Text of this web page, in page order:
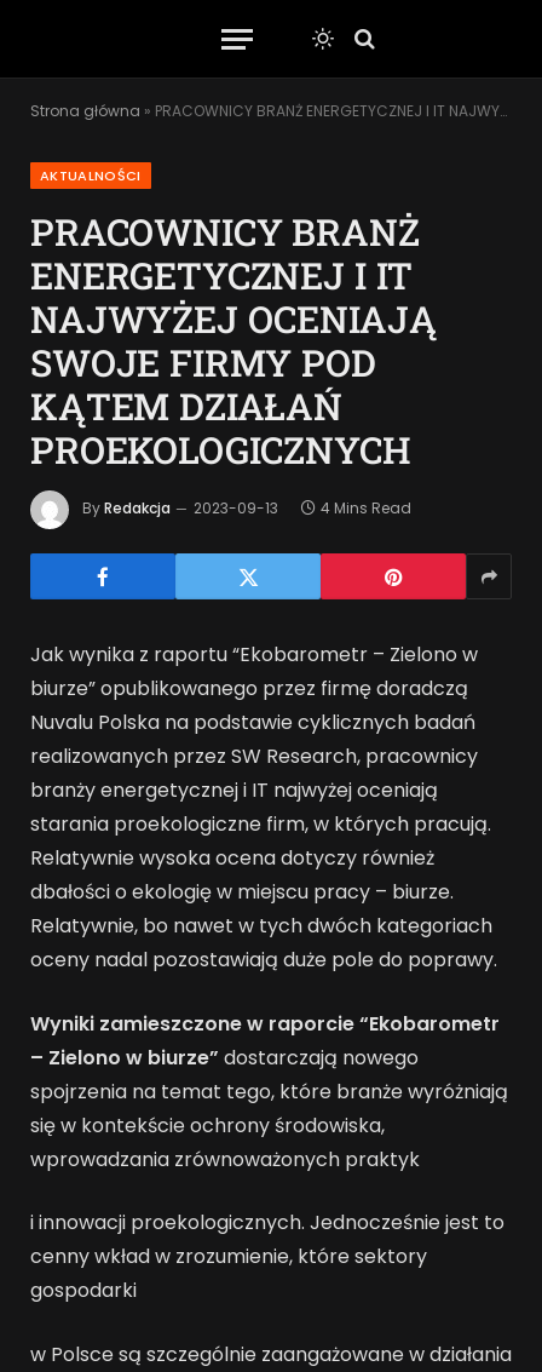
Strona główna » PRACOWNICY BRANŻ ENERGETYCZNEJ I IT NAJWYŻEJ OCENIAJĄ SWOJE FIRMY POD KĄTEM DZIAŁAŃ PROEKOLOGICZNYCH
AKTUALNOŚCI
PRACOWNICY BRANŻ
ENERGETYCZNEJ I IT
NAJWYŻEJ OCENIAJĄ
SWOJE FIRMY POD
KĄTEM DZIAŁAŃ
PROEKOLOGICZNYCH
ByRedakcja 2023-09-13 4 Mins Read
Jak wynika z raportu “Ekobarometr – Zielono w
biurze” opublikowanego przez firmę doradczą
Nuvalu Polska na podstawie cyklicznych badań
realizowanych przez SW Research, pracownicy
branży energetycznej i IT najwyżej oceniają
starania proekologiczne firm, w których pracują.
Relatywnie wysoka ocena dotyczy również
dbałości o ekologię w miejscu pracy – biurze.
Relatywnie, bo nawet w tych dwóch kategoriach
oceny nadal pozostawiają duże pole do poprawy.
Wyniki zamieszczone w raporcie “Ekobarometr
– Zielono w biurze” dostarczają nowego
spojrzenia na temat tego, które branże wyróżniają
się w kontekście ochrony środowiska,
wprowadzania zrównoważonych praktyk
i innowacji proekologicznych. Jednocześnie jest to
cenny wkład w zrozumienie, które sektory
gospodarki
w Polsce są szczególnie zaangażowane w działania